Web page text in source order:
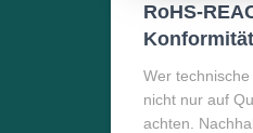
RoHS-
Wer
nicht nur auf
achten.